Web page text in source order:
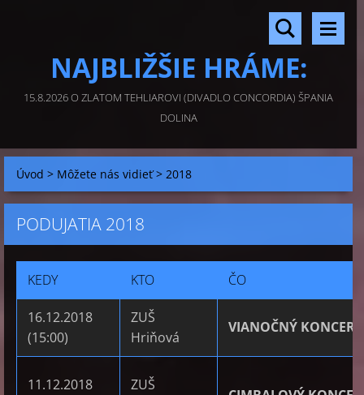
NAJBLIŽŠIE HRÁME:
15.8.2026 O ZLATOM TEHLIAROVI (DIVADLO CONCORDIA) ŠPANIA
DOLINA
Úvod > Môžete nás vidieť > 2018
PODUJATIA 2018
KEDY KTO ČO
16.12.2018
(15:00)
ZUŠ
Hriňová
VIANOČNÝ KONCERT
11.12.2018
ZUŠ